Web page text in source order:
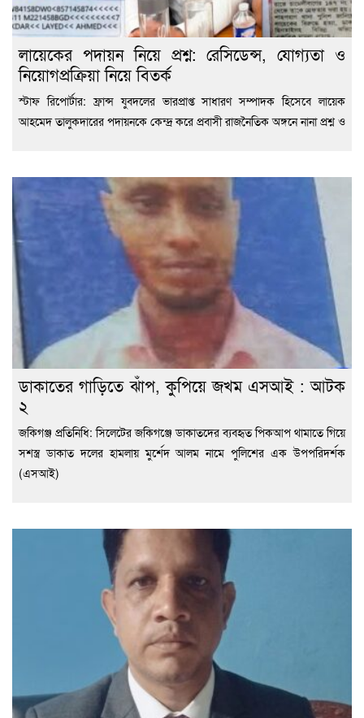
লায়েকের পদায়ন নিয়ে প্রশ্ন: রেসিডেন্স, যোগ্যতা ও
নিয়োগপ্রক্রিয়া নিয়ে বিতর্ক
স্টাফ রিপোর্টার: ফ্রান্স যুবদলের ভারপ্রাপ্ত সাধারণ সম্পাদক হিসেবে লায়েক
আহমেদ তালুকদারের পদায়নকে কেন্দ্র করে প্রবাসী রাজনৈতিক অঙ্গনে নানা প্রশ্ন ও
ডাকাতের গাড়িতে ঝাঁপ, কুপিয়ে জখম এসআই : আটক
২
জকিগঞ্জ প্রতিনিধি: সিলেটের জকিগঞ্জে ডাকাতদের ব্যবহৃত পিকআপ থামাতে গিয়ে
সশস্ত্র ডাকাত দলের হামলায় মুর্শেদ আলম নামে পুলিশের এক উপপরিদর্শক
(এসআই)